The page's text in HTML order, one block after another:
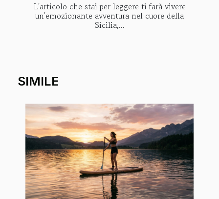
L'articolo che stai per leggere ti farà vivere
un'emozionante avventura nel cuore della
Sicilia,...
SIMILE